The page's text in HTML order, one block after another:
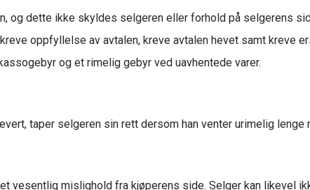
dette ikke skyldes selgeren eller forhold på selgerens
oppfyllelse av avtalen, kreve avtalen hevet samt kreve
og et rimelig gebyr ved uavhentede varer.
taper selgeren sin rett dersom han venter urimelig lenge
vesentlig mislighold fra kjøperens side. Selger kan likevel